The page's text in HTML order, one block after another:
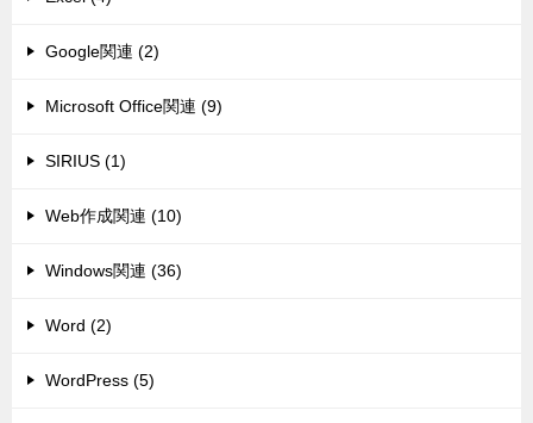
Google関連 (2)
Microsoft Office関連 (9)
SIRIUS (1)
Web作成関連 (10)
Windows関連 (36)
Word (2)
WordPress (5)